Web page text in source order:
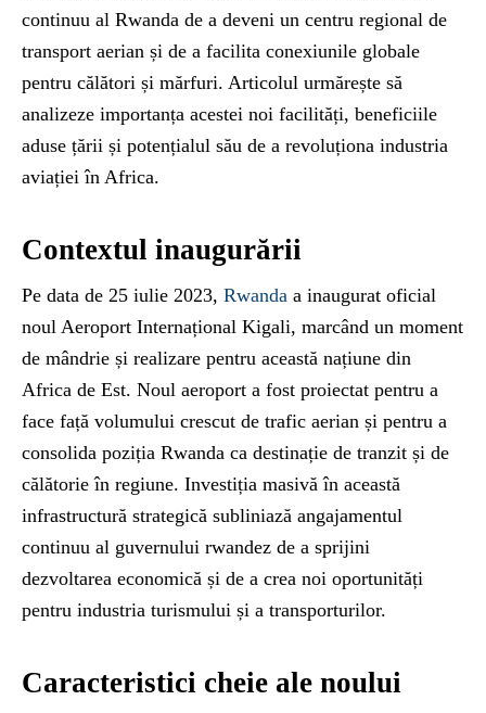
continuu al Rwanda de a deveni un centru regional de
transport aerian și de a facilita conexiunile globale
pentru călători și mărfuri. Articolul urmărește să
analizeze importanța acestei noi facilități, beneficiile
aduse țării și potențialul său de a revoluționa industria
aviației în Africa.
Contextul inaugurării
Pe data de 25 iulie 2023, Rwanda a inaugurat oficial
noul Aeroport Internațional Kigali, marcând un moment
de mândrie și realizare pentru această națiune din
Africa de Est. Noul aeroport a fost proiectat pentru a
face față volumului crescut de trafic aerian și pentru a
consolida poziția Rwanda ca destinație de tranzit și de
călătorie în regiune. Investiția masivă în această
infrastructură strategică subliniază angajamentul
continuu al guvernului rwandez de a sprijini
dezvoltarea economică și de a crea noi oportunități
pentru industria turismului și a transporturilor.
Caracteristici cheie ale noului